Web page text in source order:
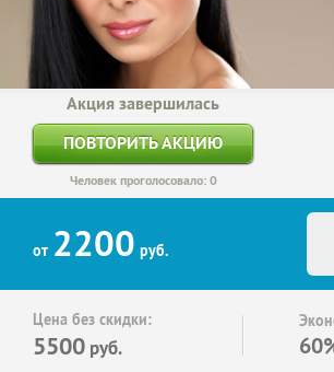
Акция завершилась
ПОВТОРИТЬ АКЦИЮ
Человек проголосовало: 0
от 2200 руб.
Цена без скидки:
5500 руб.